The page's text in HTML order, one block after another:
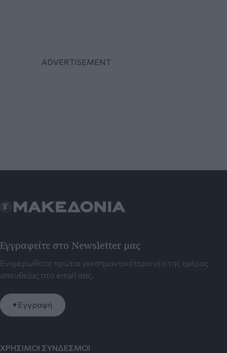
Εγγραφείτε στο Newsletter μας
Ενημερωθείτε πρώτοι για σημαντικότερα νέα της ημέρας
απευθείας στο email σας.
Εγγραφή
ΧΡΗΣΙΜΟΙ ΣΥΝΔΕΣΜΟΙ